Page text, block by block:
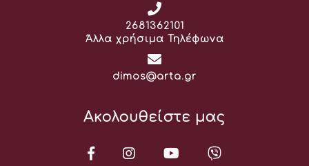
Τηλέφωνο:
2681362101
Άλλα χρήσιμα Τηλέφωνα
Email:
dimos@arta.gr
Ακολουθείστε μας